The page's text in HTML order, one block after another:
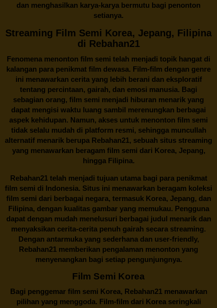
dan menghasilkan karya-karya bermutu bagi penonton
setianya.
Streaming Film Semi Korea, Jepang, Filipina
di Rebahan21
Fenomena menonton film semi telah menjadi topik hangat di
kalangan para penikmat film dewasa. Film-film dengan genre
ini menawarkan cerita yang lebih berani dan eksploratif
tentang percintaan, gairah, dan emosi manusia. Bagi
sebagian orang, film semi menjadi hiburan menarik yang
dapat mengisi waktu luang sambil merenungkan berbagai
aspek kehidupan. Namun, akses untuk menonton film semi
tidak selalu mudah di platform resmi, sehingga muncullah
alternatif menarik berupa Rebahan21, sebuah situs streaming
yang menawarkan beragam film semi dari Korea, Jepang,
hingga Filipina.
Rebahan21telah menjadi tujuan utama bagi para penikmat
film semi di Indonesia. Situs ini menawarkan beragam koleksi
film semi dari berbagai negara, termasuk Korea, Jepang, dan
Filipina, dengan kualitas gambar yang memukau. Pengguna
dapat dengan mudah menelusuri berbagai judul menarik dan
menyaksikan cerita-cerita penuh gairah secara streaming.
Dengan antarmuka yang sederhana dan user-friendly,
Rebahan21 memberikan pengalaman menonton yang
menyenangkan bagi setiap pengunjungnya.
Film Semi Korea
Bagi penggemar film semi Korea, Rebahan21menawarkan
pilihan yang menggoda. Film-film dari Korea seringkali